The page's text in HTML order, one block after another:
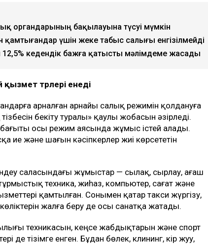
органдарының бақылауына түсуі мүмкін
қамтығандар үшін жеке табыс салығы енгізілмейді
12,5% кедендік бажға қатысты мәлімдеме жасады
түрлері енеді
арналған арнайы салық режимін қолдануға
бекіту туралы» қаулы жобасын әзірледі.
осы режим аясында жұмыс істей алады.
ие және шағын кәсіпкерлер жиі көрсететін
саласындағы жұмыстар — сылақ, сырлау, ағаш
техника, жиһаз, компьютер, сағат және
қамтылған. Сонымен қатар такси жүргізу,
жалға беру де осы санатқа жатады.
техникасын, кеңсе жабдықтарын және спорт
де тізімге енген. Бұдан бөлек, клининг, кір жуу,